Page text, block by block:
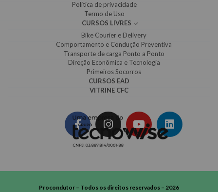
Política de privacidade
Termo de Uso
CURSOS LIVRES
Bike Courier e Delivery
Comportamento e Condução Preventiva
Transporte de carga Ponto a Ponto
Direção Econômica e Tecnologia
Primeiros Socorros
CURSOS EAD
VITRINE CFC
Procondutor – Todos os direitos reservados – 2026